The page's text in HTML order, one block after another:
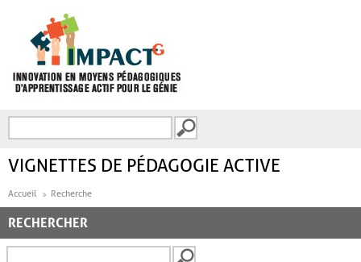
FORMULAIRE DE
VIGNETTES DE PÉDAGOGIE ACTIVE
Accueil Recherche
RECHERCHER